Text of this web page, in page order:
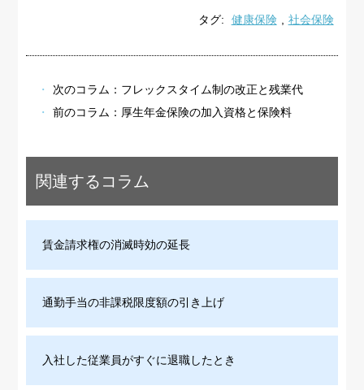
タグ: 健康保険 社会保険
次のコラム： フレックスタイム制の改正と残業代
前のコラム： 厚生年金保険の加入資格と保険料
関連するコラム
賃金請求権の消滅時効の延長
通勤手当の非課税限度額の引き上げ
入社した従業員がすぐに退職したとき